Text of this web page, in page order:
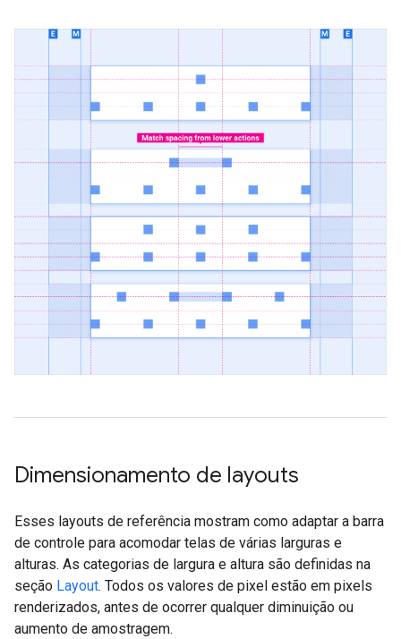
Dimensionamento de layouts
Esses layouts de referência mostram como adaptar a barra
de controle para acomodar telas de várias larguras e
alturas. As categorias de largura e altura são definidas na
seção Layout. Todos os valores de pixel estão em pixels
renderizados, antes de ocorrer qualquer diminuição ou
aumento de amostragem.